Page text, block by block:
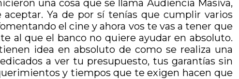
una cosa que se llama Audiencia Masiva,
Ya de por sí tenías que cumplir varios
el cine y ahora vos te vas a tener que
al que el banco no quiere ayudar en absoluto.
idea en absoluto de como se realiza una
a ver tu presupuesto, tus garantías sin
y tiempos que te exigen hacen que